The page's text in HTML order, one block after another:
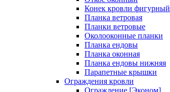
Конек кровли фигурный
Планка ветровая
Планки ветровые
Околооконные планки
Планка ендовы
Планка оконная
Планка ендовы нижняя
Парапетные крышки
Ограждения кровли
Ограждение [Эконом]